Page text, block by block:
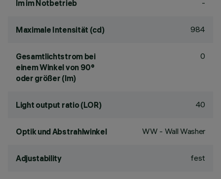
lm im Notbetrieb -
Maximale Intensität (cd) 984
Gesamtlichtstrom bei
einem Winkel von 90°
oder größer (lm)
0
Light output ratio (LOR) 40
Optik und Abstrahlwinkel WW - Wall Washer
Adjustability fest